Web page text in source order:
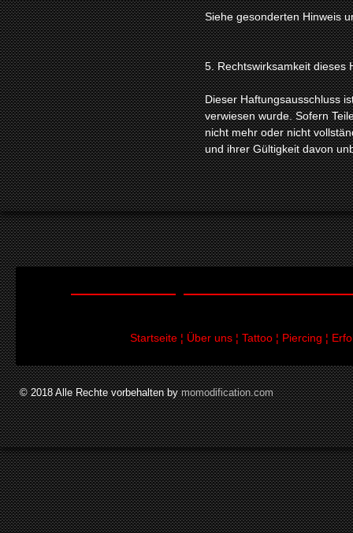
Siehe gesonderten Hinweis
5. Rechtswirksamkeit dieses
Dieser Haftungsausschluss
verwiesen wurde. Sofern
nicht mehr oder nicht
und ihrer Gültigkeit davon
Startseite ¦ Über uns ¦ Tattoo ¦ Piercing ¦
© 2018 Alle Rechte vorbehalten bymomodification.com